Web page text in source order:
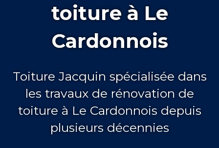
toiture à Le
Cardonnois
Toiture Jacquin spécialisée dans
les travaux de rénovation de
toiture à Le Cardonnois depuis
plusieurs décennies